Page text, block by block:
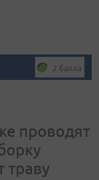
2 балла
проводят
траву